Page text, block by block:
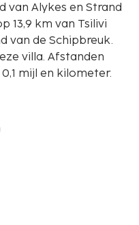
van Alykes en Strand
van de Schipbreuk.
villa. Afstanden
mijl en kilometer.